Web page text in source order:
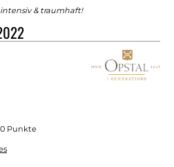
& traumhaft!
Punkte